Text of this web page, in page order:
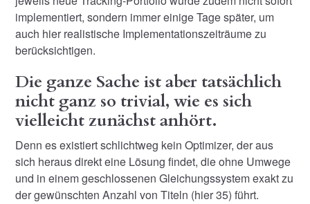
implementiert, sondern immer einige Tage später, um
auch hier realistische Implementationszeiträume zu
berücksichtigen.
Die ganze Sache ist aber tatsächlich
nicht ganz so trivial, wie es sich
vielleicht zunächst anhört.
Denn es existiert schlichtweg kein Optimizer, der aus
sich heraus direkt eine Lösung findet, die ohne Umwege
und in einem geschlossenen Gleichungssystem exakt zu
der gewünschten Anzahl von Titeln (hier 35) führt.